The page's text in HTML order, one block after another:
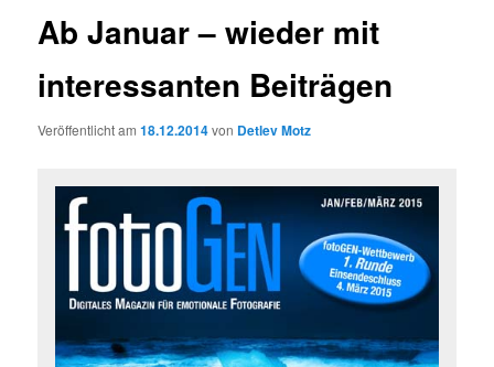
Ab Januar – wieder mit
interessanten Beiträgen
Veröffentlicht am18.12.2014von Detlev Motz